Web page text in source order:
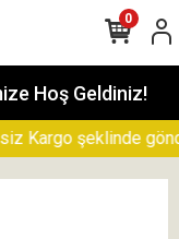
Hoş Geldiniz!
Kargo şeklinde
0